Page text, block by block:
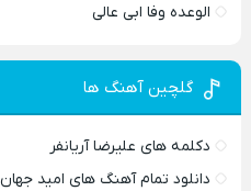
الوعده وفا ابی عالی
گلچین آهنگ ها
دکلمه های علیرضا آریانفر
دانلود تمام آهنگ های امید جهان